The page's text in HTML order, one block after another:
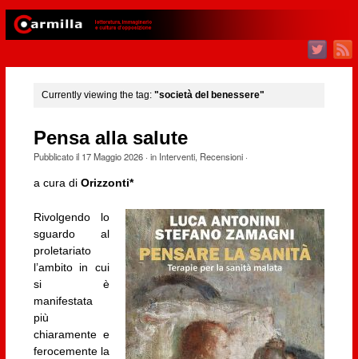
Currently viewing the tag: "società del benessere"
Pensa alla salute
Pubblicato il 17 Maggio 2026· in Interventi, Recensioni·
a cura di Orizzonti*
Rivolgendo lo
sguardo al
proletariato
l’ambito in cui
si è
manifestata
più
chiaramente e
ferocemente la